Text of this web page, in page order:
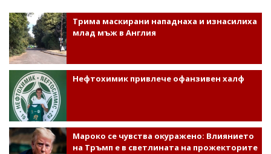
Трима маскирани нападнаха и изнасилиха
млад мъж в Англия
Нефтохимик привлече офанзивен халф
Мароко се чувства окуражено: Влиянието
на Тръмп е в светлината на прожекторите